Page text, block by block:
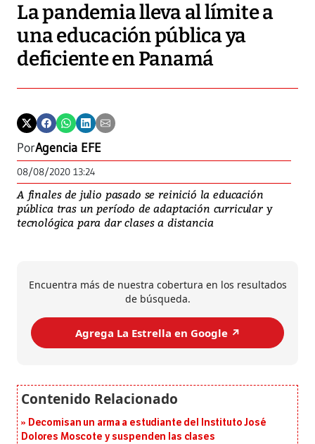
La pandemia lleva al límite a
una educación pública ya
deficiente en Panamá
PorAgencia EFE
08/08/2020 13:24
A finales de julio pasado se reinició la educación
pública tras un período de adaptación curricular y
tecnológica para dar clases a distancia
Encuentra más de nuestra cobertura en los resultados
de búsqueda.
Agrega La Estrella en Google ↗️
Decomisan un arma a estudiante del Instituto José
Dolores Moscote y suspenden las clases